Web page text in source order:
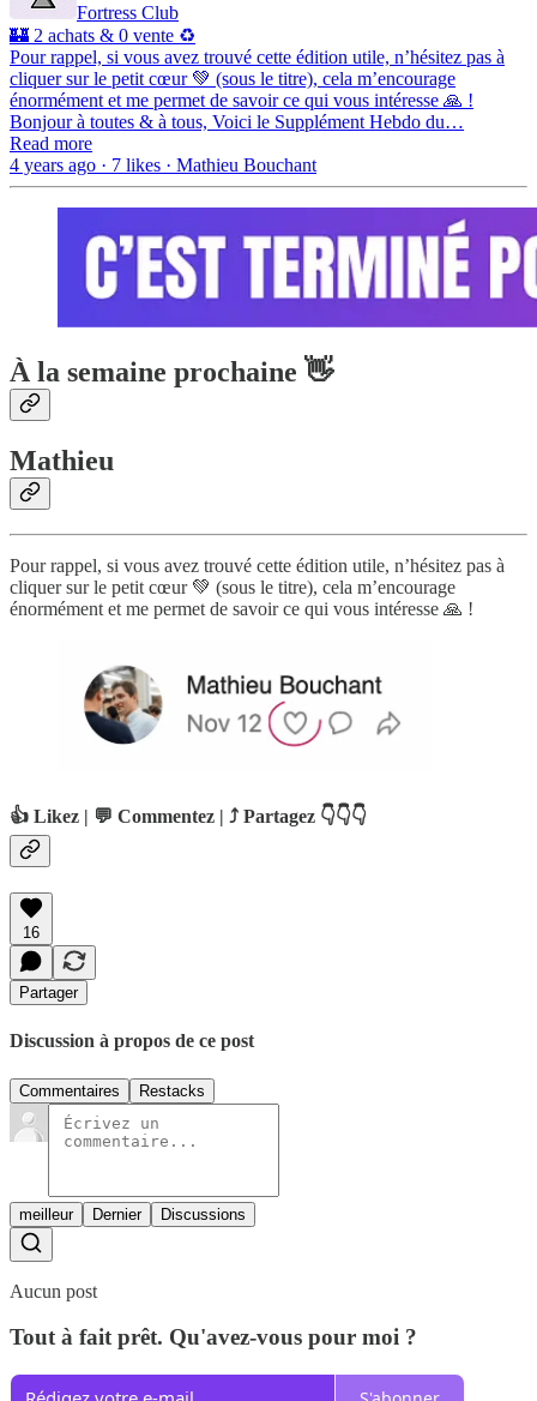
Fortress Club
🏰 2 achats & 0 vente ♻️
Pour rappel, si vous avez trouvé cette édition utile, n’hésitez pas à
cliquer sur le petit cœur 💚 (sous le titre), cela m’encourage
énormément et me permet de savoir ce qui vous intéresse 🙏 !
Bonjour à toutes & à tous, Voici le Supplément Hebdo du…
Read more
4 years ago · 7 likes · Mathieu Bouchant
À la semaine prochaine 👋
Mathieu
Pour rappel, si vous avez trouvé cette édition utile, n’hésitez pas à
cliquer sur le petit cœur 💚 (sous le titre), cela m’encourage
énormément et me permet de savoir ce qui vous intéresse 🙏 !
👍 Likez | 💬 Commentez | ⤴️ Partagez 👇👇👇
16
Partager
Discussion à propos de ce post
Commentaires Restacks
meilleur Dernier Discussions
Aucun post
Tout à fait prêt. Qu'avez-vous pour moi ?